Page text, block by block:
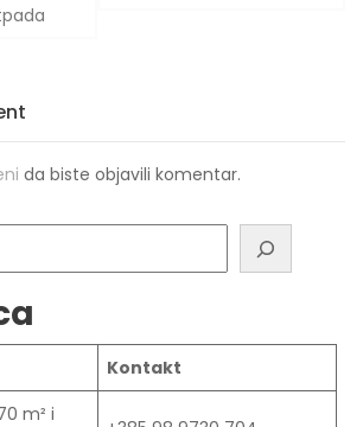
da biste objavili komentar.
Kontakt
m² i